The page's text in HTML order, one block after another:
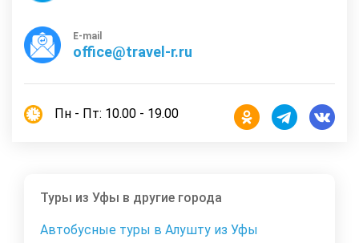
E-mail
office@travel-r.ru
Пн - Пт: 10.00 - 19.00
Туры из Уфы в другие города
Автобусные туры в Алушту из Уфы